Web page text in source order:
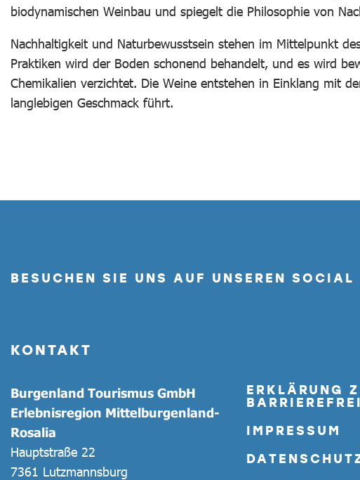
biodynamischen Weinbau und spiegelt die Philosophie von
Nachhaltigkeit und Naturbewusstsein stehen im Mittelpunkt
Praktiken wird der Boden schonend behandelt, und es wird
Chemikalien verzichtet. Die Weine entstehen in Einklang mit
langlebigen Geschmack führt.
BESUCHEN SIE UNS AUF UNSEREN
KONTAKT
Burgenland Tourismus GmbH
Erlebnisregion Mittelburgenland-
Rosalia
Hauptstraße 22
7361 Lutzmannsburg
ERKLÄRUNG
IMPRESSUM